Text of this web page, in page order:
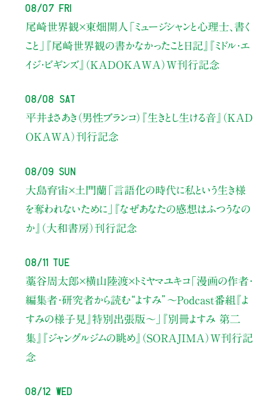
08/07 Fri
尾崎世界観×東畑開人
「ミュージシャンと心理士、書く
こと」
『尾崎世界観の書かなかったこと日記』『ミドル・エ
イジ・ビギンズ』（KADOKAWA）W刊行記念
08/08 Sat
平井まさあき（男性ブランコ） 『生きとし生ける音』（KAD
OKAWA）刊行記念
08/09 Sun
大島育宙×土門蘭 「言語化の時代に私という生き様
を奪われないために」
『なぜあなたの感想はふつうなの
か』（大和書房）刊行記念
08/11 Tue
藁谷周太郎×横山陸渡×トミヤマユキコ「漫画の作者・
編集者・研究者から読む“よすみ” 〜Podcast番組『よ
すみの様子見』特別出張版〜」
『別冊よすみ 第二
集』『ジャングルジムの眺め』（SORAJIMA）W刊行記
念
08/12 Wed